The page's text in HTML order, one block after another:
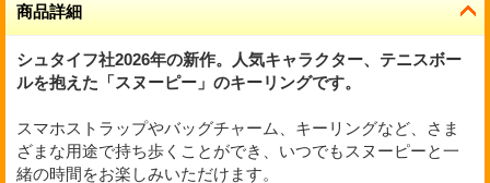
商品詳細
シュタイフ社2026年の新作。人気キャラクター、テニスボー
ルを抱えた「スヌーピー」のキーリングです。
スマホストラップやバッグチャーム、キーリングなど、さま
ざまな用途で持ち歩くことができ、いつでもスヌーピーと一
緒の時間をお楽しみいただけます。